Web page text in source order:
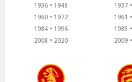
1936
1948
1960
1972
1984
1996
2008
2020
1937
1961
1985
2009